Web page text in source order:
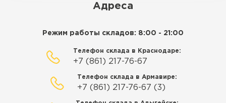
Адреса
Режим работы складов: 8:00 - 21:00
Телефон склада в Краснодаре:
+7 (861) 217-76-67
Телефон склада в Армавире:
+7 (861) 217-76-67 (3)